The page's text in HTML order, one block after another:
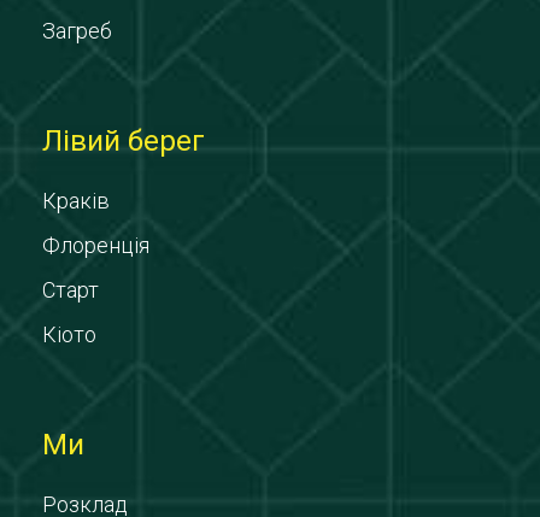
Загреб
Лівий берег
Краків
Флоренція
Старт
Кіото
Ми
Розклад